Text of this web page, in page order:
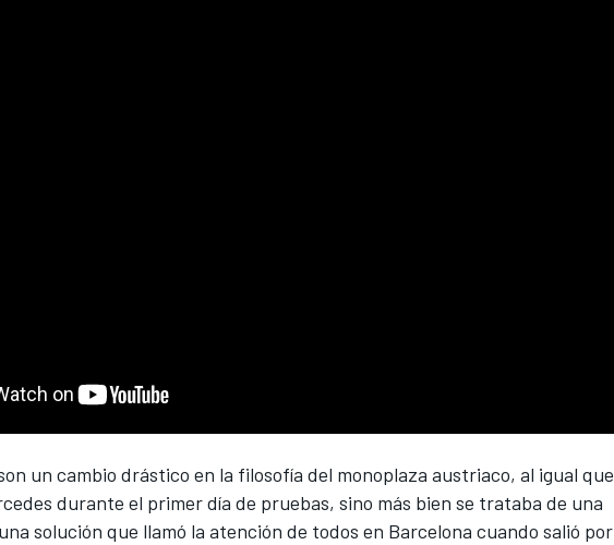
un cambio drástico en la filosofía del monoplaza austriaco, al igual que
durante el primer día de pruebas, sino más bien se trataba de una
solución que llamó la atención de todos en Barcelona cuando salió por